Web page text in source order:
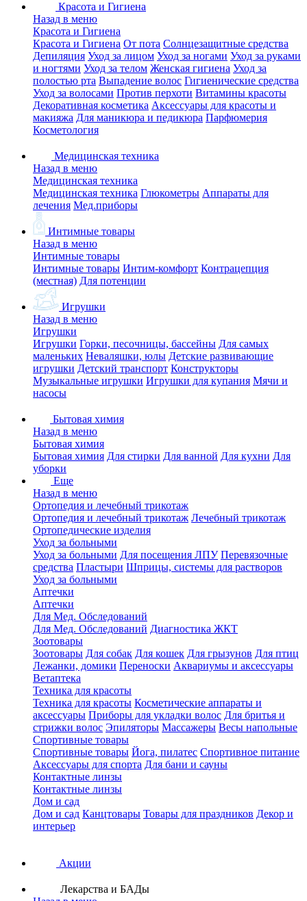
Красота и Гигиена
Назад в меню
Красота и Гигиена
Красота и Гигиена От пота Солнцезащитные средства
Депиляция Уход за лицом Уход за ногами Уход за руками
и ногтями Уход за телом Женская гигиена Уход за
полостью рта Выпадение волос Гигиенические средства
Уход за волосами Против перхоти Витамины красоты
Декоративная косметика Аксессуары для красоты и
макияжа Для маникюра и педикюра Парфюмерия
Косметология
Медицинская техника
Назад в меню
Медицинская техника
Медицинская техника Глюкометры Аппараты для
лечения Мед.приборы
Интимные товары
Назад в меню
Интимные товары
Интимные товары Интим-комфорт Контрацепция
(местная) Для потенции
Игрушки
Назад в меню
Игрушки
Игрушки Горки, песочницы, бассейны Для самых
маленьких Неваляшки, юлы Детские развивающие
игрушки Детский транспорт Конструкторы
Музыкальные игрушки Игрушки для купания Мячи и
насосы
Бытовая химия
Назад в меню
Бытовая химия
Бытовая химия Для стирки Для ванной Для кухни Для
уборки
Еще
Назад в меню
Ортопедия и лечебный трикотаж
Ортопедия и лечебный трикотаж Лечебный трикотаж
Ортопедические изделия
Уход за больными
Уход за больными Для посещения ЛПУ Перевязочные
средства Пластыри Шприцы, системы для растворов
Уход за больными
Аптечки
Аптечки
Для Мед. Обследований
Для Мед. Обследований Диагностика ЖКТ
Зоотовары
Зоотовары Для собак Для кошек Для грызунов Для птиц
Лежанки, домики Переноски Аквариумы и аксессуары
Ветаптека
Техника для красоты
Техника для красоты Косметические аппараты и
аксессуары Приборы для укладки волос Для бритья и
стрижки волос Эпиляторы Массажеры Весы напольные
Спортивные товары
Спортивные товары Йога, пилатес Спортивное питание
Аксессуары для спорта Для бани и сауны
Контактные линзы
Контактные линзы
Дом и сад
Дом и сад Канцтовары Товары для праздников Декор и
интерьер
Акции
Лекарства и БАДы